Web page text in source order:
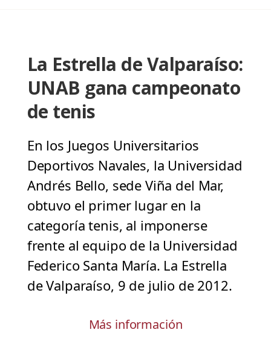
La Estrella de Valparaíso:
UNAB gana campeonato
de tenis
En los Juegos Universitarios
Deportivos Navales, la Universidad
Andrés Bello, sede Viña del Mar,
obtuvo el primer lugar en la
categoría tenis, al imponerse
frente al equipo de la Universidad
Federico Santa María. La Estrella
de Valparaíso, 9 de julio de 2012.
Más información